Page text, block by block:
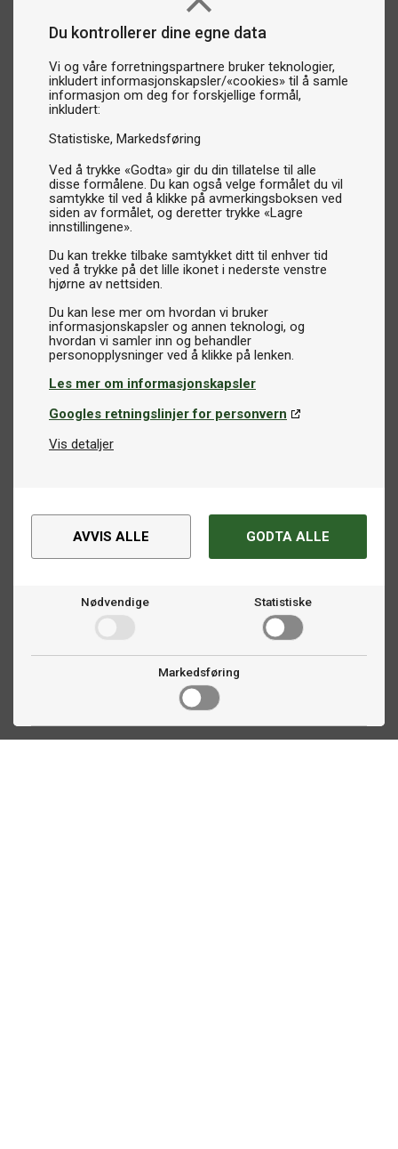
Du kontrollerer dine egne data
Vi og våre forretningspartnere bruker teknologier,
inkludert informasjonskapsler/«cookies» til å samle
informasjon om deg for forskjellige formål,
inkludert:
Statistiske Markedsføring
Ved å trykke «Godta» gir du din tillatelse til alle
disse formålene. Du kan også velge formålet du vil
samtykke til ved å klikke på avmerkingsboksen ved
siden av formålet, og deretter trykke «Lagre
innstillingene».
Du kan trekke tilbake samtykket ditt til enhver tid
ved å trykke på det lille ikonet i nederste venstre
hjørne av nettsiden.
Du kan lese mer om hvordan vi bruker
informasjonskapsler og annen teknologi, og
hvordan vi samler inn og behandler
Les mer om informasjonskapsler
Googles retningslinjer for personvern
Vis detaljer
AVVIS ALLE GODTA ALLE
Nødvendige Statistiske
Markedsføring